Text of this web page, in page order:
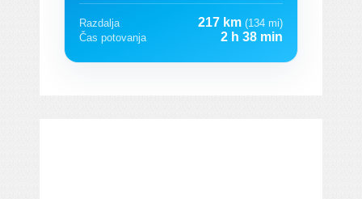
Razdalja 217 km (134 mi)
Čas potovanja
2 h 38 min